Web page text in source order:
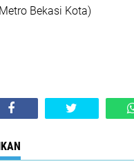
Bekasi Kota)